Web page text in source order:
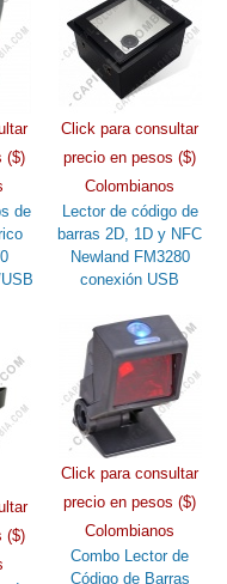
($)
de
Click para consultar
precio en pesos ($)
Colombianos
Lector de código de
barras 2D, 1D y NFC
Newland FM3280
conexión USB
($)
Click para consultar
precio en pesos ($)
Colombianos
Combo Lector de
Código de Barras